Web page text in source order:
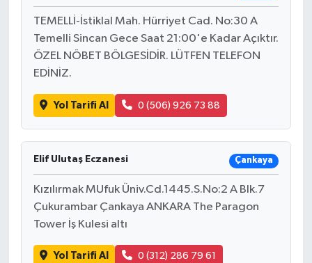
TEMELLİ-İstiklal Mah. Hürriyet Cad. No:30 A
Temelli Sincan Gece Saat 21:00'e Kadar Açıktır.
ÖZEL NÖBET BÖLGESİDİR. LÜTFEN TELEFON
EDİNİZ.
Yol Tarifi Al 0 (506) 926 73 88
Elif Ulutaş Eczanesi Çankaya
Kızılırmak MUfuk Üniv.Cd.1445.S.No:2 A Blk.7
Çukurambar Çankaya ANKARA The Paragon
Tower İş Kulesi altı
Yol Tarifi Al 0 (312) 286 79 61